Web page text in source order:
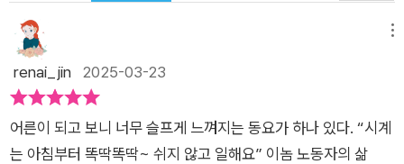
renai_jin 2025-03-23
어른이 되고 보니 너무 슬프게 느껴지는 동요가 하나 있다. “시계
는 아침부터 똑딱똑딱~ 쉬지 않고 일해요” 이놈 노동자의 삶